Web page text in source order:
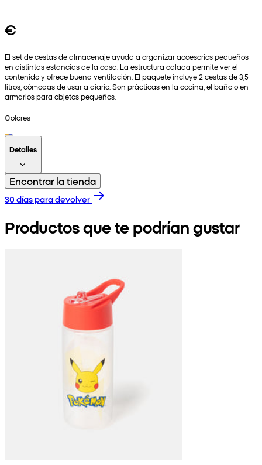
€
El set de cestas de almacenaje ayuda a organizar accesorios pequeños
en distintas estancias de la casa. La estructura calada permite ver el
contenido y ofrece buena ventilación. El paquete incluye 2 cestas de 3,5
litros, cómodas de usar a diario. Son prácticas en la cocina, el baño o en
armarios para objetos pequeños.
Colores
Detalles
Encontrar la tienda
30 días para devolver
Productos que te podrían gustar